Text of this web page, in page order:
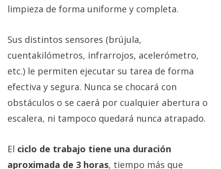
limpieza de forma uniforme y completa.
Sus distintos sensores (brújula,
cuentakilómetros, infrarrojos, acelerómetro,
etc.) le permiten ejecutar su tarea de forma
efectiva y segura. Nunca se chocará con
obstáculos o se caerá por cualquier abertura o
escalera, ni tampoco quedará nunca atrapado.
El ciclo de trabajo tiene una duración
aproximada de 3 horas, tiempo más que